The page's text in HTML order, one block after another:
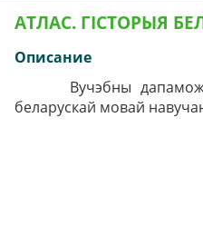
АТЛАС. ГІСТОРЫЯ
Описание
Вучэбны дапаможнік
беларускай мовай